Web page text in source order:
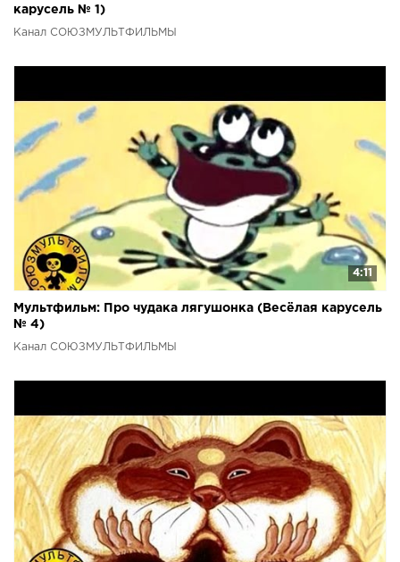
карусель № 1)
Канал СОЮЗМУЛЬТФИЛЬМЫ
4:11
Мультфильм: Про чудака лягушонка (Весёлая карусель
№ 4)
Канал СОЮЗМУЛЬТФИЛЬМЫ